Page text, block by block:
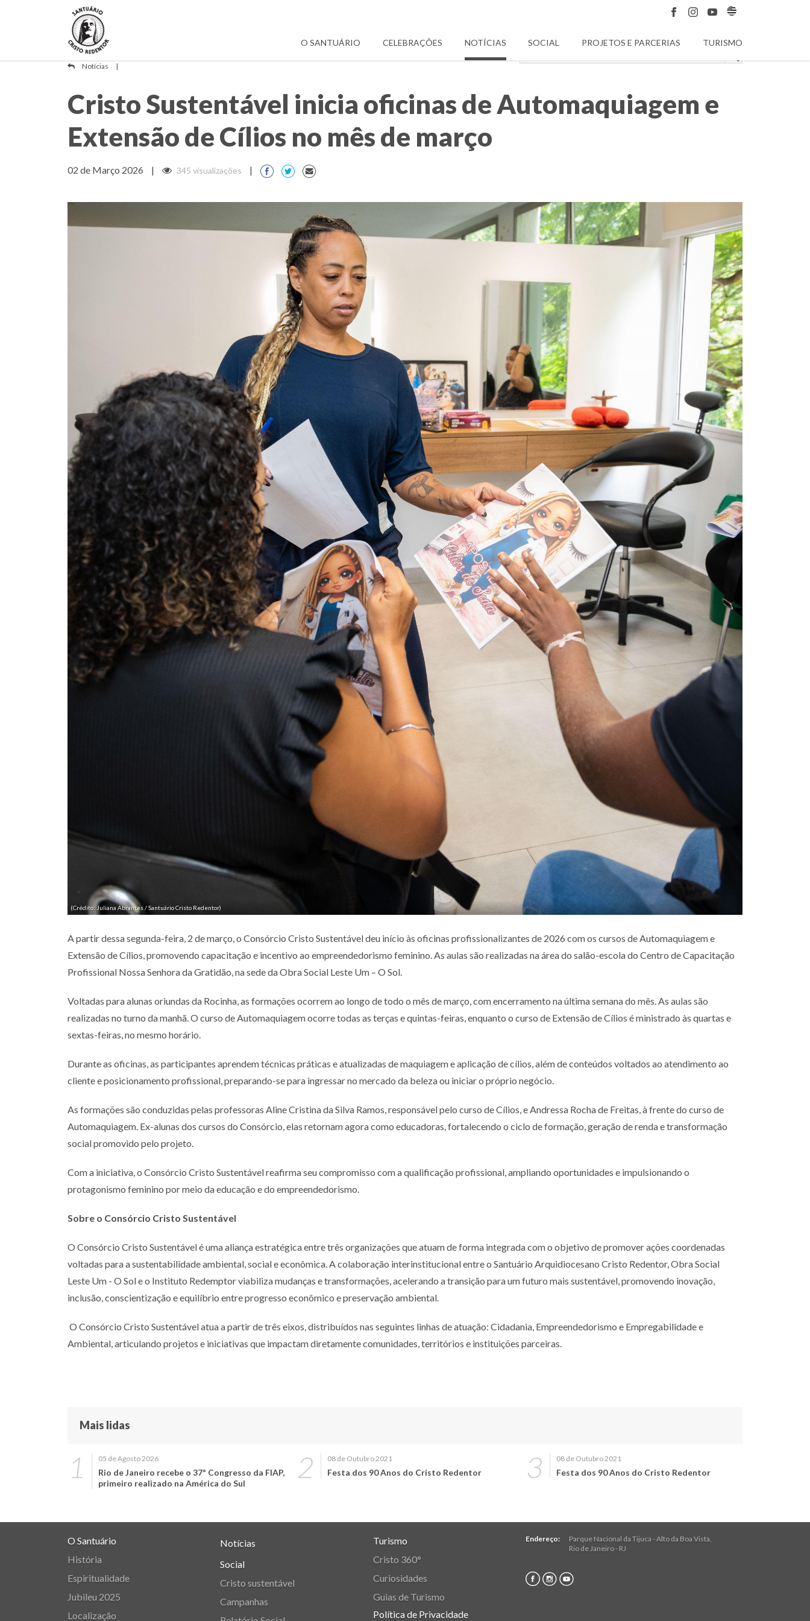
O SANTUÁRIO CELEBRAÇÕES NOTÍCIAS SOCIAL PROJETOS E PARCERIAS TURISMO
Notícias |
Cristo Sustentável inicia oficinas de Automaquiagem e
Extensão de Cílios no mês de março
02 de Março 2026 | 345 visualizações |
(Crédito: Juliana Abrantes / Santuário Cristo Redentor)
A partir dessa segunda-feira, 2 de março, o Consórcio Cristo Sustentável deu início às oficinas profissionalizantes de 2026 com os cursos de Automaquiagem e
Extensão de Cílios, promovendo capacitação e incentivo ao empreendedorismo feminino. As aulas são realizadas na área do salão-escola do Centro de Capacitação
Profissional Nossa Senhora da Gratidão, na sede da Obra Social Leste Um – O Sol.
Voltadas para alunas oriundas da Rocinha, as formações ocorrem ao longo de todo o mês de março, com encerramento na última semana do mês. As aulas são
realizadas no turno da manhã. O curso de Automaquiagem ocorre todas as terças e quintas-feiras, enquanto o curso de Extensão de Cílios é ministrado às quartas e
sextas-feiras, no mesmo horário.
Durante as oficinas, as participantes aprendem técnicas práticas e atualizadas de maquiagem e aplicação de cílios, além de conteúdos voltados ao atendimento ao
cliente e posicionamento profissional, preparando-se para ingressar no mercado da beleza ou iniciar o próprio negócio.
As formações são conduzidas pelas professoras Aline Cristina da Silva Ramos, responsável pelo curso de Cílios, e Andressa Rocha de Freitas, à frente do curso de
Automaquiagem. Ex-alunas dos cursos do Consórcio, elas retornam agora como educadoras, fortalecendo o ciclo de formação, geração de renda e transformação
social promovido pelo projeto.
Com a iniciativa, o Consórcio Cristo Sustentável reafirma seu compromisso com a qualificação profissional, ampliando oportunidades e impulsionando o
protagonismo feminino por meio da educação e do empreendedorismo.
Sobre o Consórcio Cristo Sustentável
O Consórcio Cristo Sustentável é uma aliança estratégica entre três organizações que atuam de forma integrada com o objetivo de promover ações coordenadas
voltadas para a sustentabilidade ambiental, social e econômica. A colaboração interinstitucional entre o Santuário Arquidiocesano Cristo Redentor, Obra Social
Leste Um - O Sol e o Instituto Redemptor viabiliza mudanças e transformações, acelerando a transição para um futuro mais sustentável, promovendo inovação,
inclusão, conscientização e equilíbrio entre progresso econômico e preservação ambiental.
O Consórcio Cristo Sustentável atua a partir de três eixos, distribuídos nas seguintes linhas de atuação: Cidadania, Empreendedorismo e Empregabilidade e
Ambiental, articulando projetos e iniciativas que impactam diretamente comunidades, territórios e instituições parceiras.
Mais lidas
05 de Agosto 2026
Rio de Janeiro recebe o 37º Congresso da FIAP,
primeiro realizado na América do Sul
08 de Outubro 2021
Festa dos 90 Anos do Cristo Redentor
08 de Outubro 2021
Festa dos 90 Anos do Cristo Redentor
O Santuário
História
Espiritualidade
Jubileu 2025
Localização
Notícias
Social
Cristo sustentável
Campanhas
Turismo
Cristo 360°
Curiosidades
Guias de Turismo
Política de Privacidade
Endereço: Parque Nacional da Tijuca - Alto da Boa Vista,
Rio de Janeiro- RJ